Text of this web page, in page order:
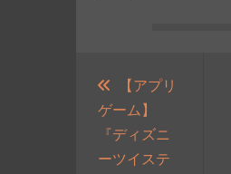
【アプリ
ゲーム】
『ディズニ
ーツイステ